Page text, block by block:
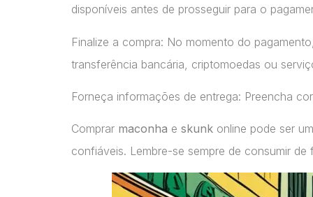
disponíveis antes de prosseguir para o
Finalize a compra: No momento do
transferência bancária, criptomoedas ou
Forneça informações de entrega: Preencha
Comprar maconha e skunk online pode ser
confiáveis. Lembre-se sempre de consumir de